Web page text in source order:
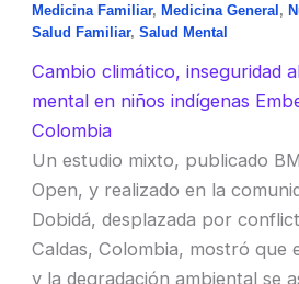
Medicina Familiar, Medicina General ,
Salud Familiar, Salud Mental
Cambio climático, inseguridad
mental en niños indígenas
Colombia
Un estudio mixto, publicado
Open, y realizado en la
Dobidá, desplazada por
Caldas, Colombia, mostró que
y la degradación ambiental se